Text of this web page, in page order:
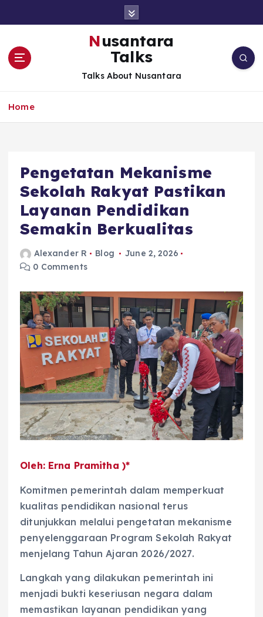
Nusantara
Talks
Talks About Nusantara
Home
Pengetatan Mekanisme
Sekolah Rakyat Pastikan
Layanan Pendidikan
Semakin Berkualitas
Alexander R Blog
June 2, 2026
0 Comments
Oleh: Erna Pramitha )*
Komitmen pemerintah dalam memperkuat
kualitas pendidikan nasional terus
ditunjukkan melalui pengetatan mekanisme
penyelenggaraan Program Sekolah Rakyat
menjelang Tahun Ajaran 2026/2027.
Langkah yang dilakukan pemerintah ini
menjadi bukti keseriusan negara dalam
memastikan layanan pendidikan yang